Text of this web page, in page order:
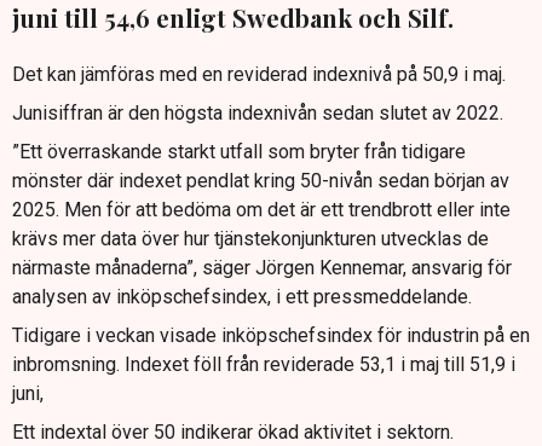
juni till 54,6 enligt Swedbank och Silf.
Det kan jämföras med en reviderad indexnivå på 50,9 i maj.
Junisiffran är den högsta indexnivån sedan slutet av 2022.
”Ett överraskande starkt utfall som bryter från tidigare
mönster där indexet pendlat kring 50-nivån sedan början av
2025. Men för att bedöma om det är ett trendbrott eller inte
krävs mer data över hur tjänstekonjunkturen utvecklas de
närmaste månaderna”, säger Jörgen Kennemar, ansvarig för
analysen av inköpschefsindex, i ett pressmeddelande.
Tidigare i veckan visade inköpschefsindex för industrin på en
inbromsning. Indexet föll från reviderade 53,1 i maj till 51,9 i
juni,
Ett indextal över 50 indikerar ökad aktivitet i sektorn.